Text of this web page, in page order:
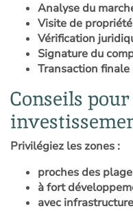
Analyse du
Visite de
Vérification
Signature du
Transaction
Conseils
Privilégiez les zones :
proches des
à fort
avec